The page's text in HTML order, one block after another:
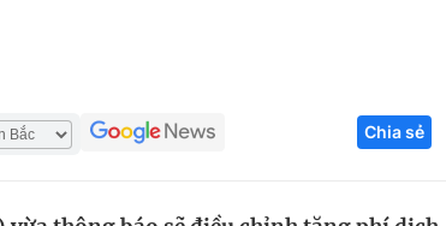
Tuyển sinh
Hitech Công
Chia sẻ